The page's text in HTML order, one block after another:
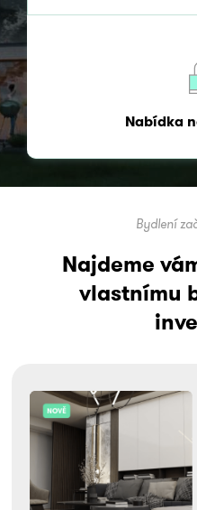
Nabídka
Bydlení
Najdeme
vlastnímu